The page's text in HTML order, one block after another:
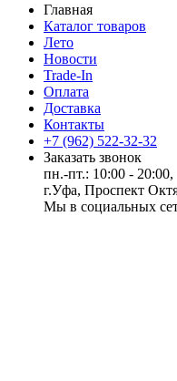
Главная
Каталог товаров
Лето
Новости
Trade-In
Оплата
Доставка
Контакты
+7 (962) 522-32-32
Заказать звонок
пн.-пт.: 10:00 - 20:00,
г.Уфа, Проспект
Мы в социальных